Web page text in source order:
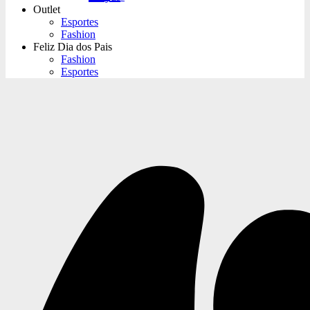
Outlet
Esportes
Fashion
Feliz Dia dos Pais
Fashion
Esportes